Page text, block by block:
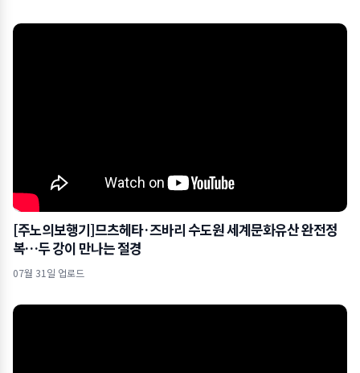
[주노의보행기]므츠헤타·즈바리 수도원 세계문화유산 완전정
복…두 강이 만나는 절경
07월 31일 업로드